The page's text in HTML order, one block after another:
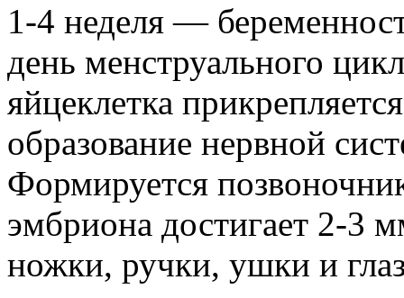
1-4 неделя —
день менструального
яйцеклетка
образование нервной
Формируется
эмбриона достигает 2-3
ножки, ручки, ушки и